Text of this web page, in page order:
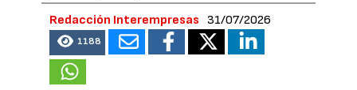
Redacción Interempresas 31/07/2026
1188